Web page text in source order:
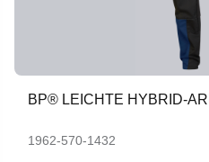
BP® LEICHTE HYBRID-
1962-570-1432